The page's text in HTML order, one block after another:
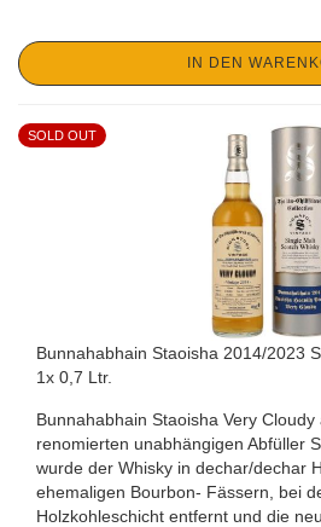
IN DEN
SOLD OUT
Bunnahabhain Staoisha 2014/2023
1x 0,7 Ltr.
Bunnahabhain Staoisha Very
renomierten unabhängigen Abfüller
wurde der Whisky in dechar/dechar
ehemaligen Bourbon- Fässern, bei
Holzkohleschicht entfernt und die